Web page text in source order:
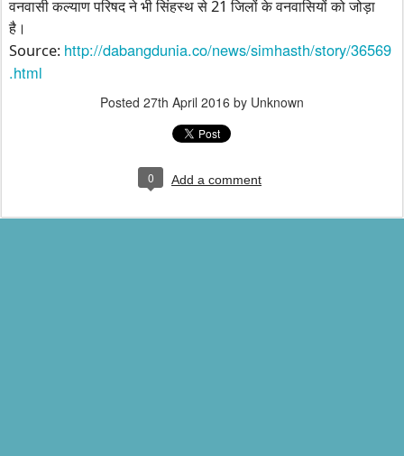
वनवासी कल्याण परिषद ने भी सिंहस्थ से 21 जिलों के वनवासियों को जोड़ा
है।
Source: http://dabangdunia.co/news/simhasth/story/36569
.html
Posted 27th April 2016 by Unknown
0 Add a comment